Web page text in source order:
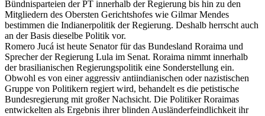
Bündnisparteien der PT innerhalb der Regierung bis hin zu den
Mitgliedern des Obersten Gerichtshofes wie Gilmar Mendes
bestimmen die Indianerpolitik der Regierung. Deshalb herrscht auch
an der Basis dieselbe Politik vor.
Romero Jucá ist heute Senator für das Bundesland Roraima und
Sprecher der Regierung Lula im Senat. Roraima nimmt innerhalb
der brasilianischen Regierungspolitik eine Sonderstellung ein.
Obwohl es von einer aggressiv antiindianischen oder nazistischen
Gruppe von Politikern regiert wird, behandelt es die petistische
Bundesregierung mit großer Nachsicht. Die Politiker Roraimas
entwickelten als Ergebnis ihrer blinden Ausländerfeindlichkeit ihr